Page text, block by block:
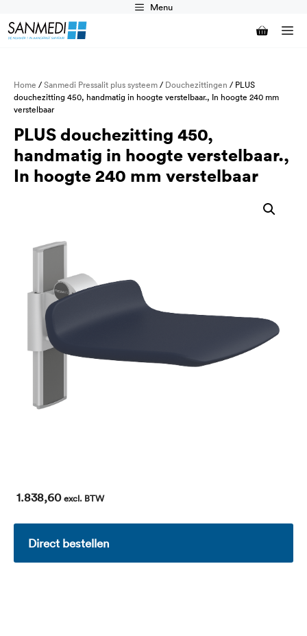
naar
de
Menu
Home /Sanmedi Pressalit plus systeem/ Douchezittingen / PLUS
douchezitting 450, handmatig in hoogte verstelbaar., In hoogte 240 mm
verstelbaar
PLUS douchezitting 450,
handmatig in hoogte verstelbaar.,
In hoogte 240 mm verstelbaar
1.838,60 excl. BTW
Direct bestellen